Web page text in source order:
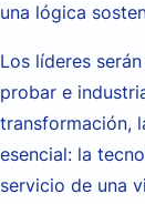
una lógica
Los líderes
probar e
transformación,
esencial: la
servicio de una